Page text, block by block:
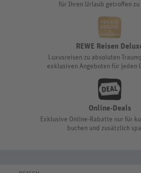
für Ihren Urlaub getroffen zu
REWE Reisen
Luxusreisen zu absoluten
exklusiven Angeboten für jeden
Online-Deals
Exklusive Online-Rabatte nur für
buchen und zusätzlich